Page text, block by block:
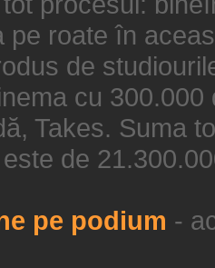
pe roate în
de
cu
Takes. Suma
de
pe podium -